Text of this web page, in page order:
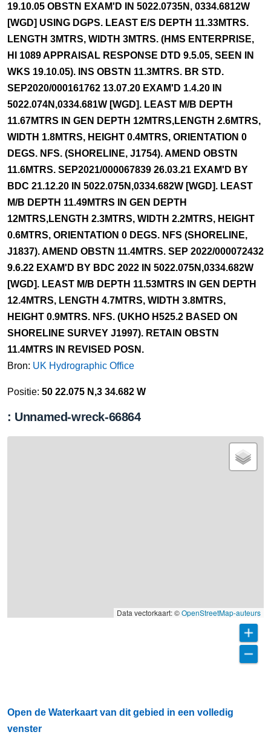
19.10.05 OBSTN EXAM'D IN 5022.0735N, 0334.6812W
[WGD] USING DGPS. LEAST E/S DEPTH 11.33MTRS.
LENGTH 3MTRS, WIDTH 3MTRS. (HMS ENTERPRISE,
HI 1089 APPRAISAL RESPONSE DTD 9.5.05, SEEN IN
WKS 19.10.05). INS OBSTN 11.3MTRS. BR STD.
SEP2020/000161762 13.07.20 EXAM'D 1.4.20 IN
5022.074N,0334.681W [WGD]. LEAST M/B DEPTH
11.67MTRS IN GEN DEPTH 12MTRS,LENGTH 2.6MTRS,
WIDTH 1.8MTRS, HEIGHT 0.4MTRS, ORIENTATION 0
DEGS. NFS. (SHORELINE, J1754). AMEND OBSTN
11.6MTRS. SEP2021/000067839 26.03.21 EXAM'D BY
BDC 21.12.20 IN 5022.075N,0334.682W [WGD]. LEAST
M/B DEPTH 11.49MTRS IN GEN DEPTH
12MTRS,LENGTH 2.3MTRS, WIDTH 2.2MTRS, HEIGHT
0.6MTRS, ORIENTATION 0 DEGS. NFS (SHORELINE,
J1837). AMEND OBSTN 11.4MTRS. SEP 2022/000072432
9.6.22 EXAM'D BY BDC 2022 IN 5022.075N,0334.682W
[WGD]. LEAST M/B DEPTH 11.53MTRS IN GEN DEPTH
12.4MTRS, LENGTH 4.7MTRS, WIDTH 3.8MTRS,
HEIGHT 0.9MTRS. NFS. (UKHO H525.2 BASED ON
SHORELINE SURVEY J1997). RETAIN OBSTN
11.4MTRS IN REVISED POSN.
Bron: UK Hydrographic Office
Positie: 50 22.075 N,3 34.682 W
: Unnamed-wreck-66864
Data vectorkaart: ©OpenStreetMap-auteurs
Open de Waterkaart van dit gebied in een volledig
venster